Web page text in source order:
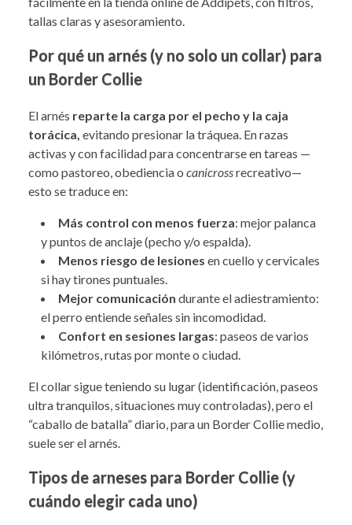
tallas claras y asesoramiento.
Por qué un arnés (y no solo un collar) para
un Border Collie
El arnés reparte la carga por el pecho y la caja
torácica, evitando presionar la tráquea. En razas
activas y con facilidad para concentrarse en tareas —
como pastoreo, obediencia o canicrossrecreativo—
esto se traduce en:
Más control con menos fuerza: mejor palanca
y puntos de anclaje (pecho y/o espalda).
Menos riesgo de lesiones en cuello y cervicales
si hay tirones puntuales.
Mejor comunicación durante el adiestramiento:
el perro entiende señales sin incomodidad.
Confort en sesiones largas: paseos de varios
kilómetros, rutas por monte o ciudad.
El collar sigue teniendo su lugar (identificación, paseos
ultra tranquilos, situaciones muy controladas), pero el
“caballo de batalla” diario, para un Border Collie medio,
suele ser el arnés.
Tipos de arneses para Border Collie (y
cuándo elegir cada uno)